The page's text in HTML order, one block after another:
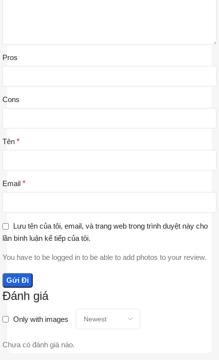
Đánh giá
Only with images
Chưa có đánh giá nào.
Pros
Cons
Tên *
Email *
Lưu tên của tôi, email, và trang web trong trình duyệt này cho
lần bình luận kế tiếp của tôi.
You have to be logged in to be able to add photos to your review.